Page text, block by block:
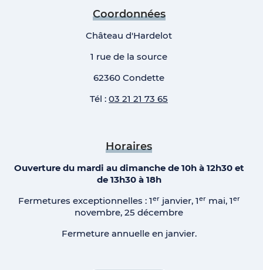
Coordonnées
Château d'Hardelot
1 rue de la source
62360 Condette
Tél :03 21 21 73 65
Horaires
Ouverture du mardi au dimanche de 10h à 12h30 et
de 13h30 à 18h
Fermetures exceptionnelles : 1erjanvier, 1ermai, 1er
novembre, 25 décembre
Fermeture annuelle en janvier.